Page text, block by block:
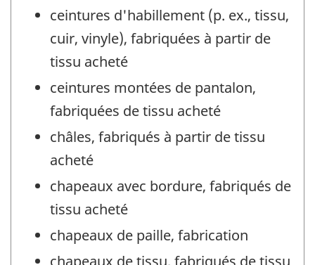
ceintures d'habillement (p. ex., tissu,
cuir, vinyle), fabriquées à partir de
tissu acheté
ceintures montées de pantalon,
fabriquées de tissu acheté
châles, fabriqués à partir de tissu
acheté
chapeaux avec bordure, fabriqués de
tissu acheté
chapeaux de paille, fabrication
chapeaux de tissu, fabriqués de tissu